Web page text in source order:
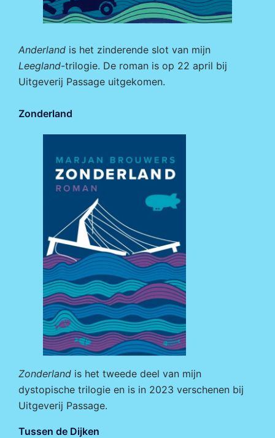
Anderland is het zinderende slot van mijn
Leegland-trilogie. De roman is op 22 april bij
Uitgeverij Passage uitgekomen.
Zonderland
Zonderland is het tweede deel van mijn
dystopische trilogie en is in 2023 verschenen bij
Uitgeverij Passage.
Tussen de Dijken